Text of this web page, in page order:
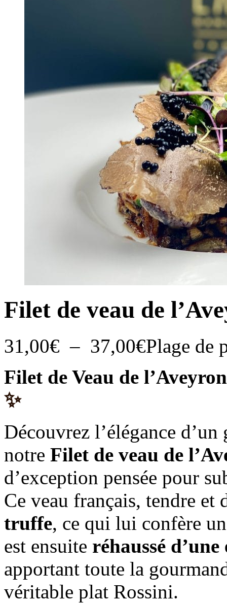
Filet de veau de
31,00€ – 37,00€Plage de
Filet de Veau de
✨
Découvrez l’élégance
notre Filet de veau de
d’exception pensée pour
Ce veau français, tendre et
truffe, ce qui lui confère
est ensuite réhaussé
apportant toute la
véritable plat Rossini.